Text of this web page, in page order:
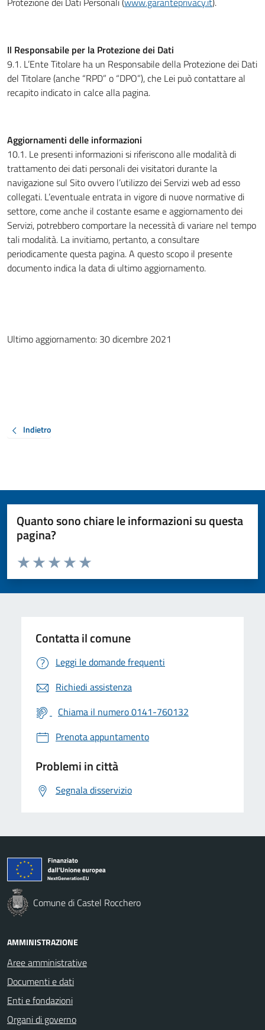
Il Responsabile per la Protezione dei Dati
9.1. L’Ente Titolare ha un Responsabile della Protezione dei Dati
del Titolare (anche “RPD” o “DPO”), che Lei può contattare al
recapito indicato in calce alla pagina.
Aggiornamenti delle informazioni
10.1. Le presenti informazioni si riferiscono alle modalità di
trattamento dei dati personali dei visitatori durante la
navigazione sul Sito ovvero l’utilizzo dei Servizi web ad esso
collegati. L’eventuale entrata in vigore di nuove normative di
settore, come anche il costante esame e aggiornamento dei
Servizi, potrebbero comportare la necessità di variare nel tempo
tali modalità. La invitiamo, pertanto, a consultare
periodicamente questa pagina. A questo scopo il presente
documento indica la data di ultimo aggiornamento.
Ultimo aggiornamento: 30 dicembre 2021
Indietro
Quanto sono chiare le informazioni su questa
pagina?
Valuta da 1 a 5 stelle la pagina
Valuta 5 stelle su 5
Valuta 4 stelle su 5
Valuta 3 stelle su 5
Valuta 2 stelle su 5
Valuta 1 stelle su 5
Contatta il comune
Leggi le domande frequenti
Richiedi assistenza
Chiama il numero 0141-760132
Prenota appuntamento
Problemi in città
Segnala disservizio
Comune di Castel Rocchero
AMMINISTRAZIONE
Aree amministrative
Documenti e dati
Enti e fondazioni
Organi di governo